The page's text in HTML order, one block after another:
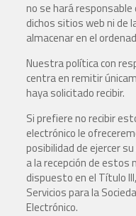
no se hará
dichos sitios web ni de
almacenar en el
Nuestra política con
centra en remitir
haya solicitado recibir.
Si prefiere no recibir
electrónico le
posibilidad de ejercer
a la recepción de estos
dispuesto en el Título
Servicios para la
Electrónico.